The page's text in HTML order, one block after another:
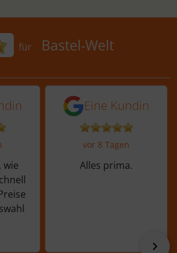
für Bastel-Welt
für
Bastel-Welt
von einer Kundin vor
wie
5 von 5 Sternen
Eine Kundin
vor 8 Tagen
Alles prima.
vor